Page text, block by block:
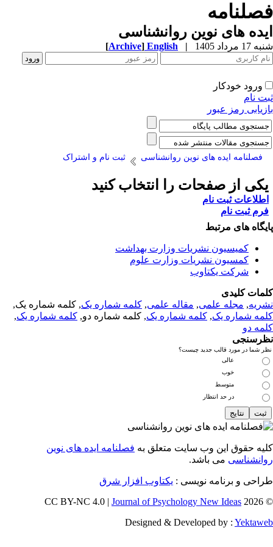
های نوین روانشناسی
مرداد 1405 |
English
[Archive]
ورود خودکار
نام
رمز عبور
فصلنامه ایده های نوین روانشناسی ثبت نام و اشتراک
از صفحات را انتخاب کنید
ثبت نام
ثبت نام
های مرتبط
کمیسیون نشریات وزارت بهداشت
کمسیون نشریات وزارت علوم
شرکت یکتاوب
کلیدی
,مجله علمی, مقاله علمی, کلمه شماره یک, کلمه شماره یک,
شماره یک,کلمه شماره یک, کلمه شماره دو,کلمه شماره یک,
دو
شما در مورد قالب جدید چیست؟
عالی
خوب
متوسط
در حد انتظار
حقوق این وب سایت متعلق بهفصلنامه ایده های نوین
می باشد.
و برنامه نویسی : یکتاوب افزار شرق
©
Journal of Psychology New Ideas
Designed & Developed by :